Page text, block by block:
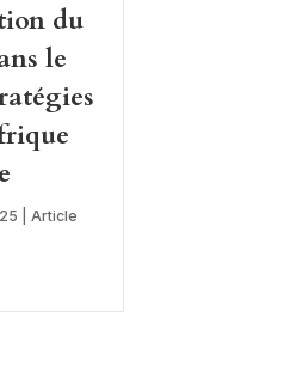
du
le
Article